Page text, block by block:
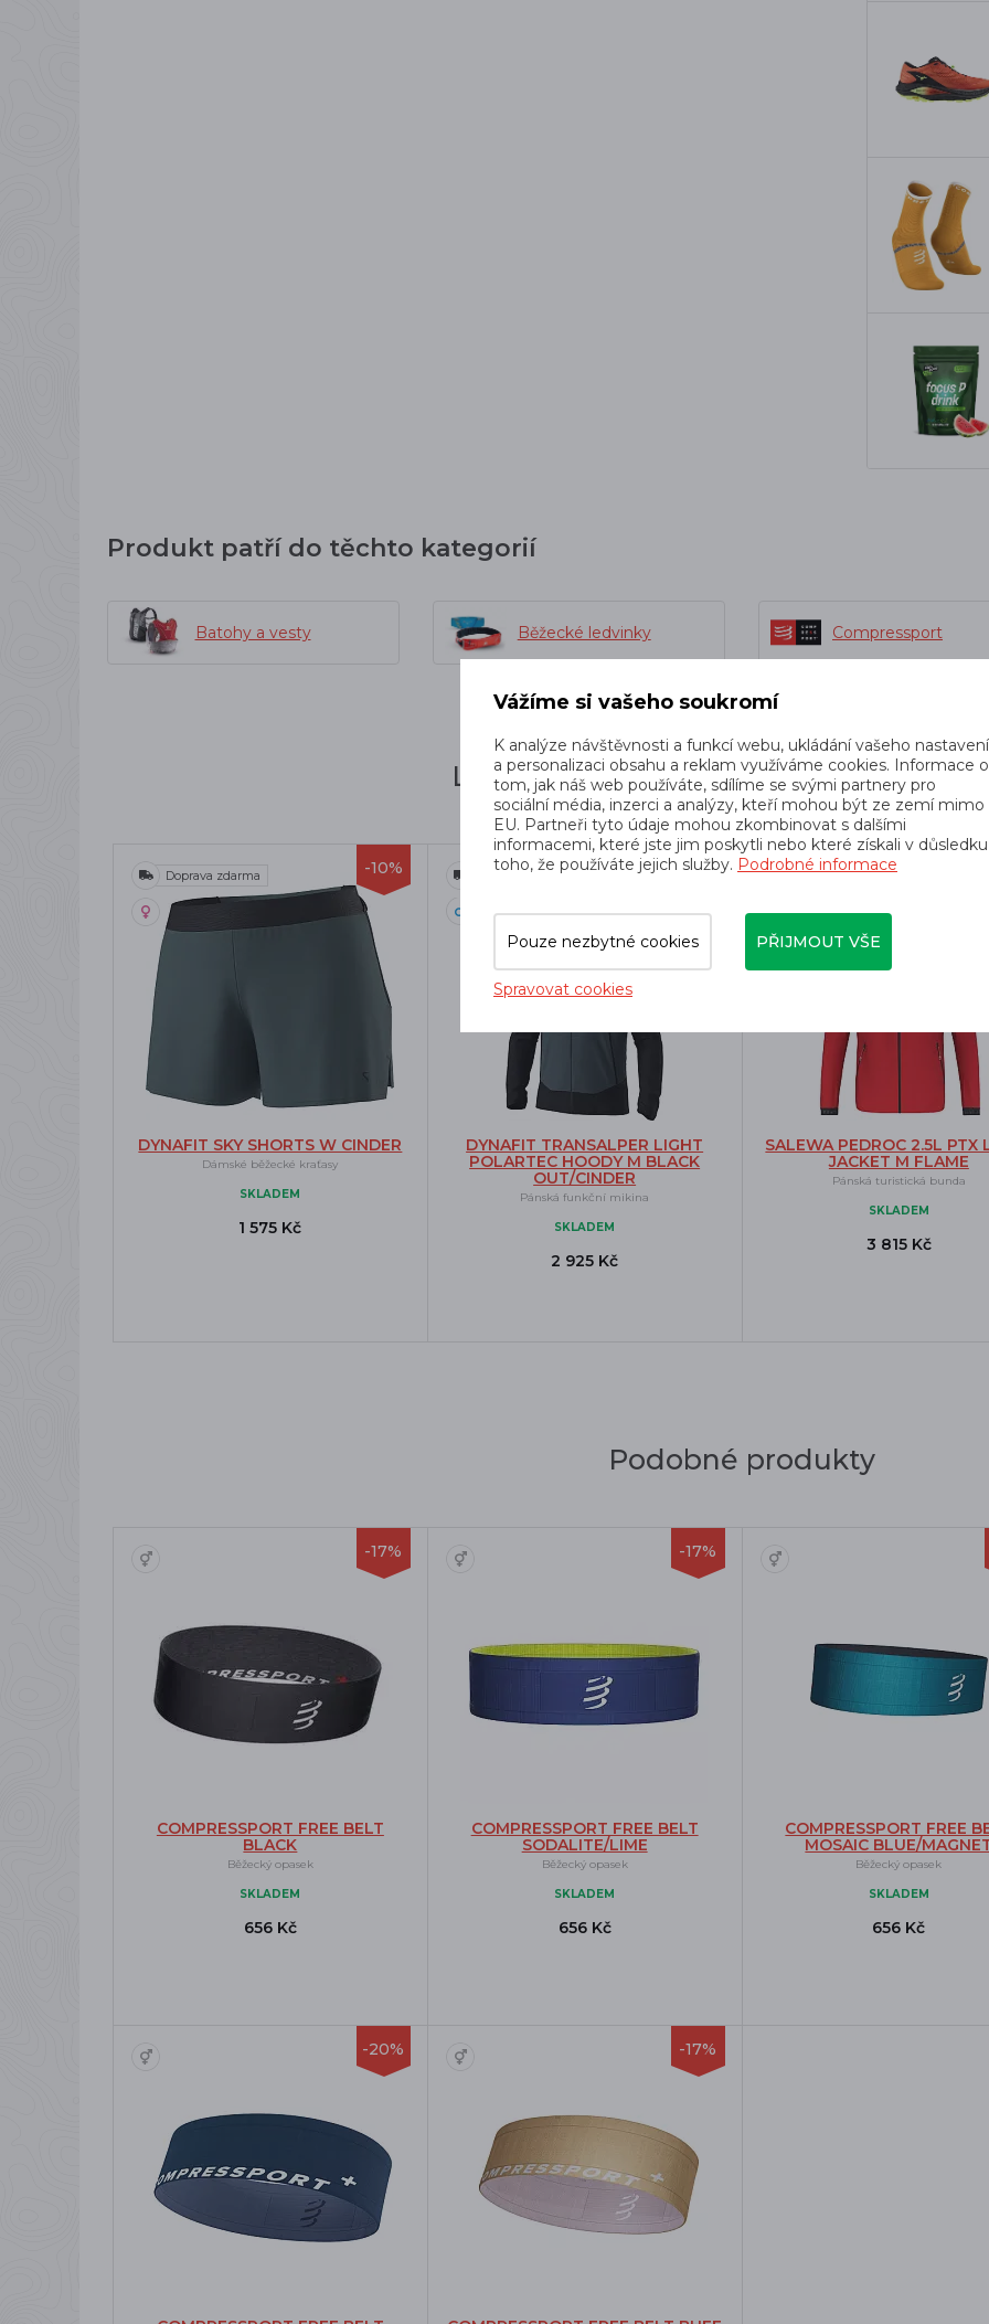
Produkt patří do těchto kategorií
Batohy a vesty Běžecké ledvinky Compressport
Lidé k tomuto produktu nejčastěji
-10%
Doprava zdarma
DYNAFIT SKY SHORTS W CINDER
Dámské běžecké kraťasy
SKLADEM
1 575 Kč
-10%
Doprava zdarma
DYNAFIT TRANSALPER LIGHT
POLARTEC HOODY M BLACK
OUT/CINDER
Pánská funkční mikina
SKLADEM
2 925 Kč
Doprava zdarma
SALEWA PEDROC 2.5L PTX
JACKET M FLAME
Pánská turistická bunda
SKLADEM
3 815 Kč
Podobné produkty
-17%
COMPRESSPORT FREE BELT
BLACK
Běžecký opasek
SKLADEM
656 Kč
-17%
COMPRESSPORT FREE BELT
SODALITE/LIME
Běžecký opasek
SKLADEM
656 Kč
COMPRESSPORT FREE
MOSAIC BLUE/
Běžecký opasek
SKLADEM
656 Kč
-20% -17%
Vážíme si vašeho soukromí
K analýze návštěvnosti a funkcí webu, ukládání vašeho nastavení
a personalizaci obsahu a reklam využíváme cookies. Informace o
tom, jak náš web používáte, sdílíme se svými partnery pro
sociální média, inzerci a analýzy, kteří mohou být ze zemí mimo
EU. Partneři tyto údaje mohou zkombinovat s dalšími
informacemi, které jste jim poskytli nebo které získali v důsledku
toho, že používáte jejich služby. Podrobné informace
Pouze nezbytné cookies PŘIJMOUT VŠE
Spravovat cookies